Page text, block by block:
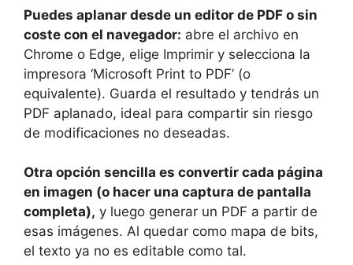
Puedes aplanar desde un editor de PDF o sin
coste con el navegador: abre el archivo en
Chrome o Edge, elige Imprimir y selecciona la
impresora ‘Microsoft Print to PDF’ (o
equivalente). Guarda el resultado y tendrás un
PDF aplanado, ideal para compartir sin riesgo
de modificaciones no deseadas.
Otra opción sencilla es convertir cada página
en imagen (o hacer una captura de pantalla
completa), y luego generar un PDF a partir de
esas imágenes. Al quedar como mapa de bits,
el texto ya no es editable como tal.